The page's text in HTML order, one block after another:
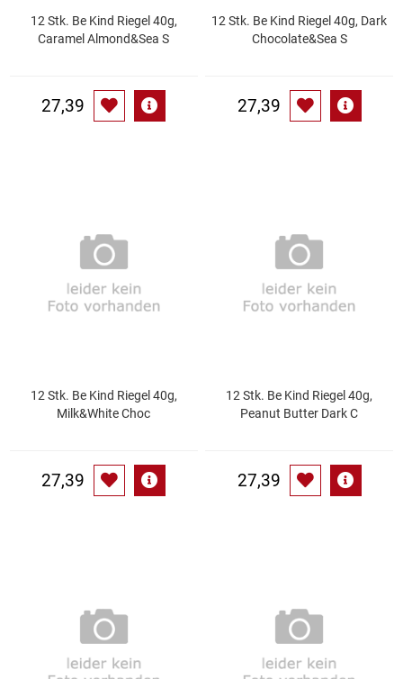
Schinken
Spirituosen
Tischkultur
12 Stk. Be Kind Riegel 40g,
Caramel Almond&Sea S
27,39
12 Stk. Be Kind Riegel 40g, Dark
Chocolate&Sea S
27,39
12 Stk. Be Kind Riegel 40g,
Milk&White Choc
27,39
12 Stk. Be Kind Riegel 40g,
Peanut Butter Dark C
27,39